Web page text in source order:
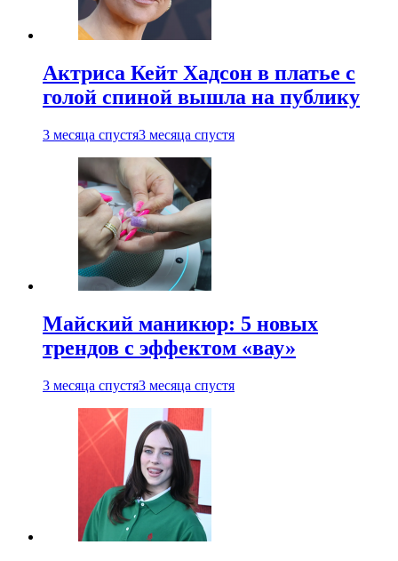
Актриса Кейт Хадсон в платье с
голой спиной вышла на публику
3 месяца спустя3 месяца спустя
Майский маникюр: 5 новых
трендов с эффектом «вау»
3 месяца спустя3 месяца спустя